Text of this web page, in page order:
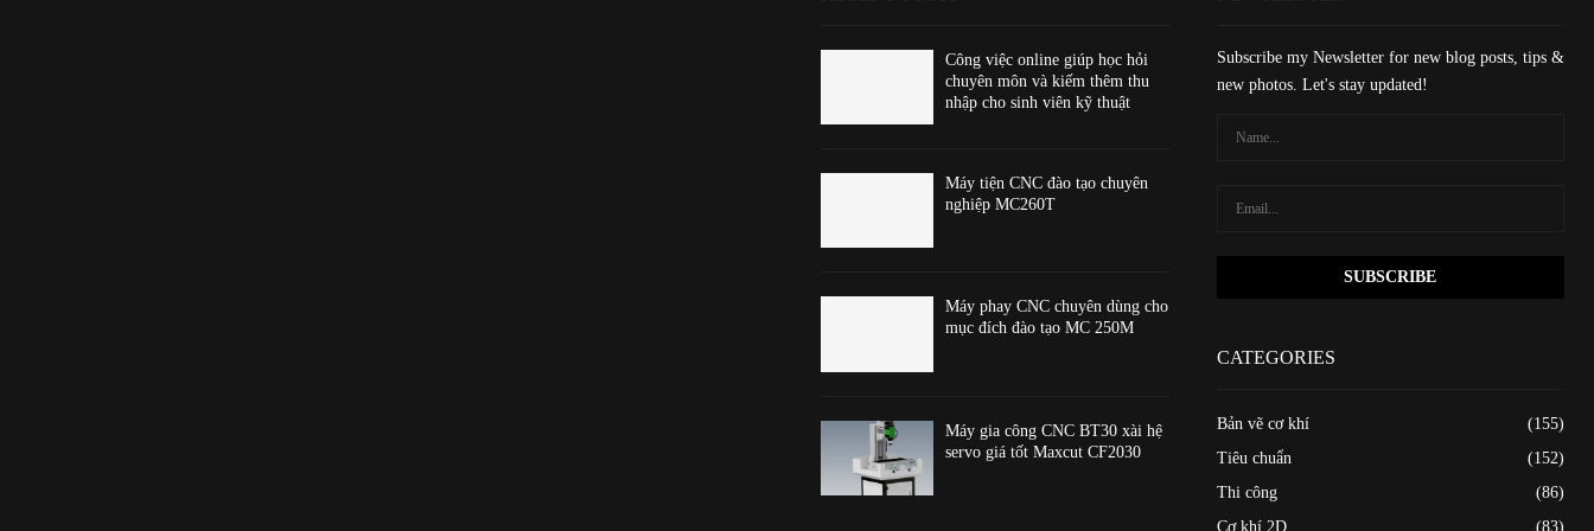
Công việc online giúp học hỏi
chuyên môn và kiếm thêm thu
nhập cho sinh viên kỹ thuật
Máy tiện CNC đào tạo chuyên
nghiệp MC260T
Máy phay CNC chuyên dùng cho
mục đích đào tạo MC 250M
Máy gia công CNC BT30 xài hệ
servo giá tốt Maxcut CF2030
Subscribe my Newsletter for new blog posts, tips &
new photos. Let's stay updated!
CATEGORIES
Bản vẽ cơ khí
(155)
Tiêu chuẩn
(152)
Thi công
(86)
Cơ khí 2D
(83)